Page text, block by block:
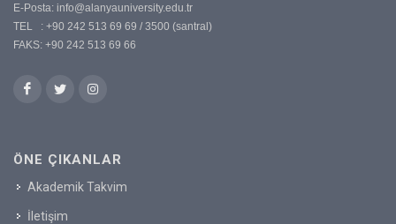
E-Posta: info@alanyauniversity.edu.tr
TEL : +90 242 513 69 69 / 3500 (santral)
FAKS: +90 242 513 69 66
ÖNE ÇIKANLAR
Akademik Takvim
İletişim